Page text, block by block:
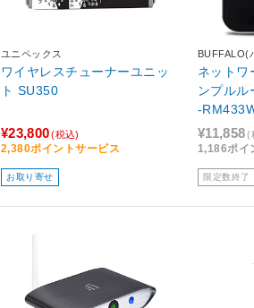
ユニペックス
ワイヤレスチューナーユニッ
ト SU350
¥23,800(税込)
2,380ポイントサービス
お取り寄せ
BUFFALO(
ネットワ
ンプル
-
¥11,858(
1,186ポイ
限定数終了